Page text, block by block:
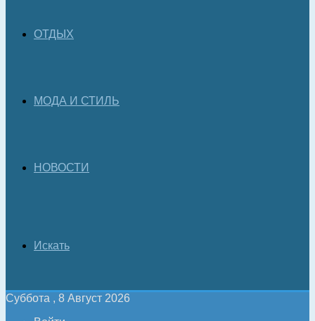
ОТДЫХ
МОДА И СТИЛЬ
НОВОСТИ
Искать
Суббота , 8 Август 2026